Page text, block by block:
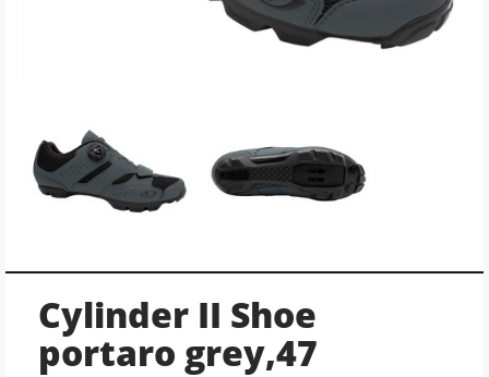
Cylinder II Shoe
portaro grey,47